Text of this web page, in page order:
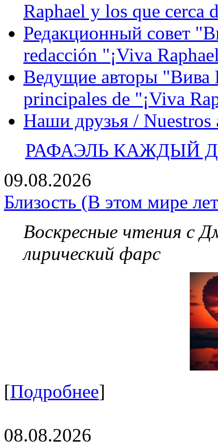
Raphael y los que cerca
Редакционный совет
redacción "¡Viva
Ведущие авторы "Вива
principales de "¡Viva
Наши друзья / Nuestros
РАФАЭЛЬ КАЖДЫЙ
09.08.2026
Близость (В этом мире
Воскресные чтения с
лирический фарс
[Подробнее]
08.08.2026